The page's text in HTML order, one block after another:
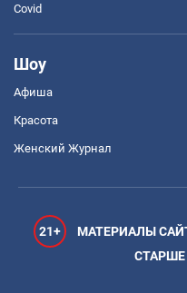
Covid
Шоу
Афиша
Красота
Женский Журнал
21+
МАТЕРИАЛЫ
СТАРШЕ